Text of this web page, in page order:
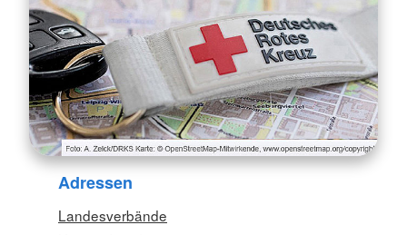
Adressen
Landesverbände